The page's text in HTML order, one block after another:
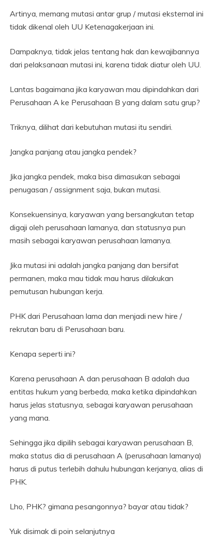
Artinya, memang mutasi antar grup / mutasi eksternal ini
tidak dikenal oleh UU Ketenagakerjaan ini.
Dampaknya, tidak jelas tentang hak dan kewajibannya
dari pelaksanaan mutasi ini, karena tidak diatur oleh UU.
Lantas bagaimana jika karyawan mau dipindahkan dari
Perusahaan A ke Perusahaan B yang dalam satu grup?
Triknya, dilihat dari kebutuhan mutasi itu sendiri.
Jangka panjang atau jangka pendek?
Jika jangka pendek, maka bisa dimasukan sebagai
penugasan / assignment saja, bukan mutasi.
Konsekuensinya, karyawan yang bersangkutan tetap
digaji oleh perusahaan lamanya, dan statusnya pun
masih sebagai karyawan perusahaan lamanya.
Jika mutasi ini adalah jangka panjang dan bersifat
permanen, maka mau tidak mau harus dilakukan
pemutusan hubungan kerja.
PHK dari Perusahaan lama dan menjadi new hire /
rekrutan baru di Perusahaan baru.
Kenapa seperti ini?
Karena perusahaan A dan perusahaan B adalah dua
entitas hukum yang berbeda, maka ketika dipindahkan
harus jelas statusnya, sebagai karyawan perusahaan
yang mana.
Sehingga jika dipilih sebagai karyawan perusahaan B,
maka status dia di perusahaan A (perusahaan lamanya)
harus di putus terlebih dahulu hubungan kerjanya, alias di
PHK.
Lho, PHK? gimana pesangonnya? bayar atau tidak?
Yuk disimak di poin selanjutnya